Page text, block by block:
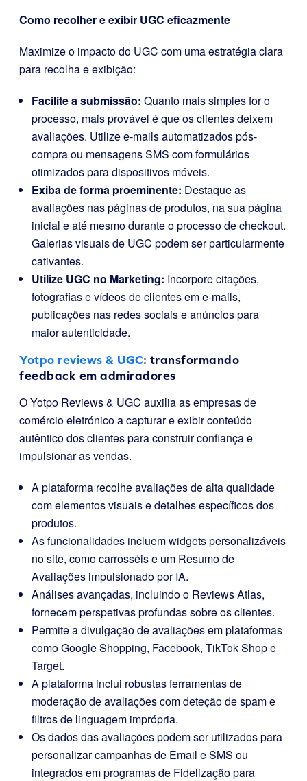
Como recolher e exibir UGC eficazmente
Maximize o impacto do UGC com uma estratégia clara
para recolha e exibição:
Facilite a submissão: Quanto mais simples for o
processo, mais provável é que os clientes deixem
avaliações. Utilize e-mails automatizados pós-
compra ou mensagens SMS com formulários
otimizados para dispositivos móveis.
Exiba de forma proeminente: Destaque as
avaliações nas páginas de produtos, na sua página
inicial e até mesmo durante o processo de checkout.
Galerias visuais de UGC podem ser particularmente
cativantes.
Utilize UGC no Marketing: Incorpore citações,
fotografias e vídeos de clientes em e-mails,
publicações nas redes sociais e anúncios para
maior autenticidade.
Yotpo reviews & UGC: transformando
feedback em admiradores
O Yotpo Reviews & UGC auxilia as empresas de
comércio eletrónico a capturar e exibir conteúdo
autêntico dos clientes para construir confiança e
impulsionar as vendas.
A plataforma recolhe avaliações de alta qualidade
com elementos visuais e detalhes específicos dos
produtos.
As funcionalidades incluem widgets personalizáveis
no site, como carrosséis e um Resumo de
Avaliações impulsionado por IA.
Análises avançadas, incluindo o Reviews Atlas,
fornecem perspetivas profundas sobre os clientes.
Permite a divulgação de avaliações em plataformas
como Google Shopping, Facebook, TikTok Shop e
Target.
A plataforma inclui robustas ferramentas de
moderação de avaliações com deteção de spam e
filtros de linguagem imprópria.
Os dados das avaliações podem ser utilizados para
personalizar campanhas de Email e SMS ou
integrados em programas de Fidelização para